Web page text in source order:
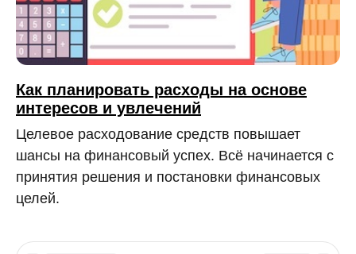
Как планировать расходы на основе
интересов и увлечений
Целевое расходование средств повышает
шансы на финансовый успех. Всё начинается с
принятия решения и постановки финансовых
целей.